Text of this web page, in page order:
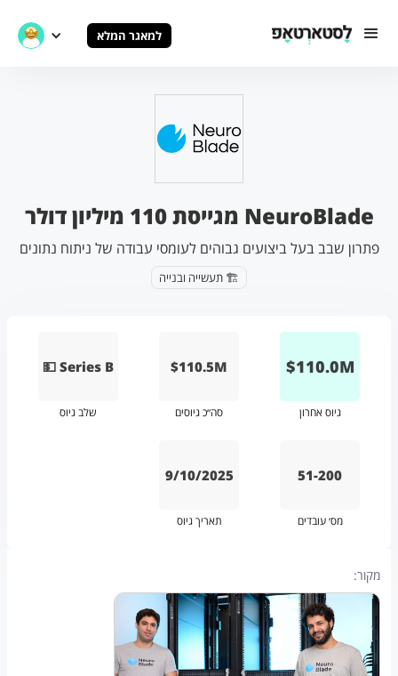
למאגר המלא
NeuroBlade מגייסת 110 מיליון דולר
פתרון שבב בעל ביצועים גבוהים לעומסי עבודה של ניתוח נתונים
🏗️ תעשייה ובנייה
M
110.0
$
גיוס אחרון
$110.5M
סה״כ גיוסים
💵 Series B
שלב גיוס
51-200
מס׳ עובדים
9/10/2025
תאריך גיוס
מקור: